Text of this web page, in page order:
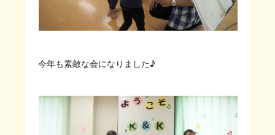
今年も素敵な会になりました♪